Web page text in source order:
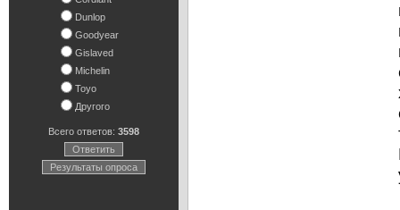
Dunlop
Goodyear
Gislaved
Michelin
Toyo
Другого
Всего ответов: 3598
Ответить
Результаты опроса